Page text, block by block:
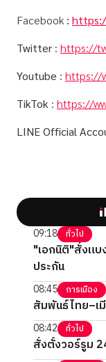
Facebook :
Twitter : https://
Youtube : https://
TikTok : https://
LINE Official
09:18 ทั่วไป
"เอกนิติ"สั่งแบ
ประกัน
08:45 การเมือง
สัมพันธ์ไทย–เ
08:42 ทั่วไป
สั่งตั้งวอร์รูม